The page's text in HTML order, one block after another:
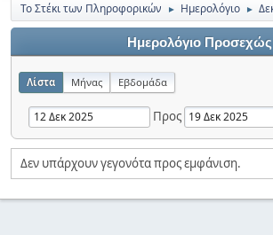
Το Στέκι των Πληροφορικών ► Ημερολόγιο ►
Ημερολόγιο Προσεχώς
Λίστα Μήνας Εβδομάδα
Προς
Δεν υπάρχουν γεγονότα προς εμφάνιση.